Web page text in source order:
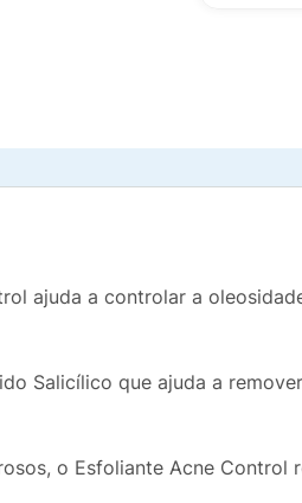
ajuda a controlar a
Salicílico que ajuda a
o Esfoliante Acne Control